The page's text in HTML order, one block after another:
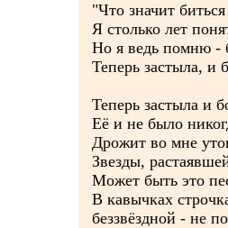
"Что значит
Я столько лет
Но я ведь помню -
Теперь застыла, и
Теперь застыла и
Её и не было
Дрожит во мне
Звезды,
Может быть это
В кавычках
беззвёздной - не